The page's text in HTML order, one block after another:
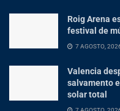
Roig Arena
festival de
7 AGOSTO,
Valencia
salvamento
solar total